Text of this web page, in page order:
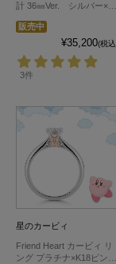
計 36㎜Ver. シルバー×ベ
ー販売中
¥35,200(税
3件
星のカービィ
Friend Heart カービィ リ
ング プラチナ×K18ピンク